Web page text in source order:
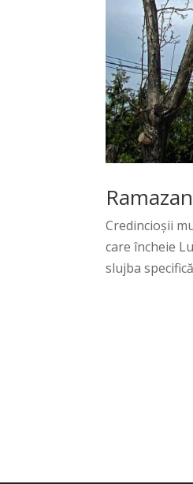
Credincioșii
care încheie
slujba